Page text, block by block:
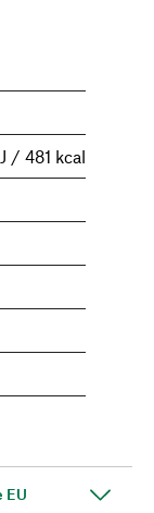
/ 481 kcal
EU